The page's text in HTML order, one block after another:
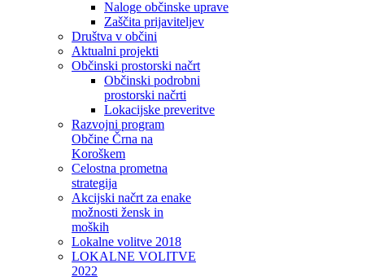
Naloge občinske uprave
Zaščita prijaviteljev
Društva v občini
Aktualni projekti
Občinski prostorski načrt
Občinski podrobni
prostorski načrti
Lokacijske preveritve
Razvojni program
Občine Črna na
Koroškem
Celostna prometna
strategija
Akcijski načrt za enake
možnosti žensk in
moških
Lokalne volitve 2018
LOKALNE VOLITVE
2022